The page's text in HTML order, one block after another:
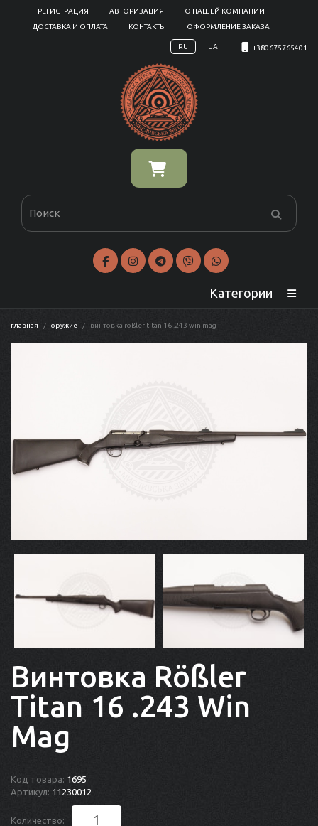
РЕГИСТРАЦИЯ АВТОРИЗАЦИЯ
О НАШЕЙ КОМПАНИИ
ДОСТАВКА И ОПЛАТА
КОНТАКТЫ ОФОРМЛЕНИЕ ЗАКАЗА
RU UA +380675765401
Категории
главная оружие винтовка rößler titan 16 .243 win mag
Винтовка Rößler
Titan 16 .243 Win
Mag
Код товара: 1695
Артикул: 11230012
Количество: